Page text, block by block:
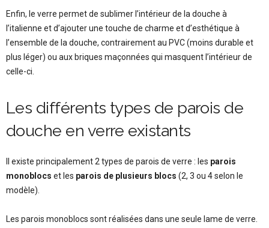
Enfin, le verre permet de sublimer l’intérieur de la douche à
l’italienne et d’ajouter une touche de charme et d’esthétique à
l’ensemble de la douche, contrairement au PVC (moins durable et
plus léger) ou aux briques maçonnées qui masquent l’intérieur de
celle-ci.
Les différents types de parois de
douche en verre existants
Il existe principalement 2 types de parois de verre : les parois
monoblocs et les parois de plusieurs blocs (2, 3 ou 4 selon le
modèle).
Les parois monoblocs sont réalisées dans une seule lame de verre.